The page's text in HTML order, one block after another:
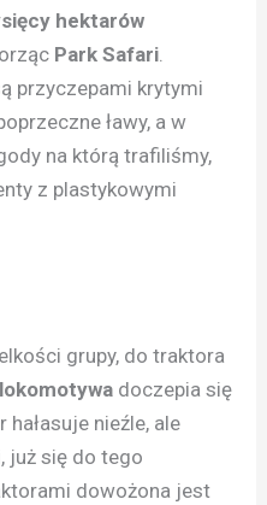
hektarów
Park Safari
przyczepami krytymi
ławy, a w
na którą trafiliśmy,
z plastykowymi
grupy, do traktora
doczepia się
nieźle, ale
już się do tego
dowożona jest